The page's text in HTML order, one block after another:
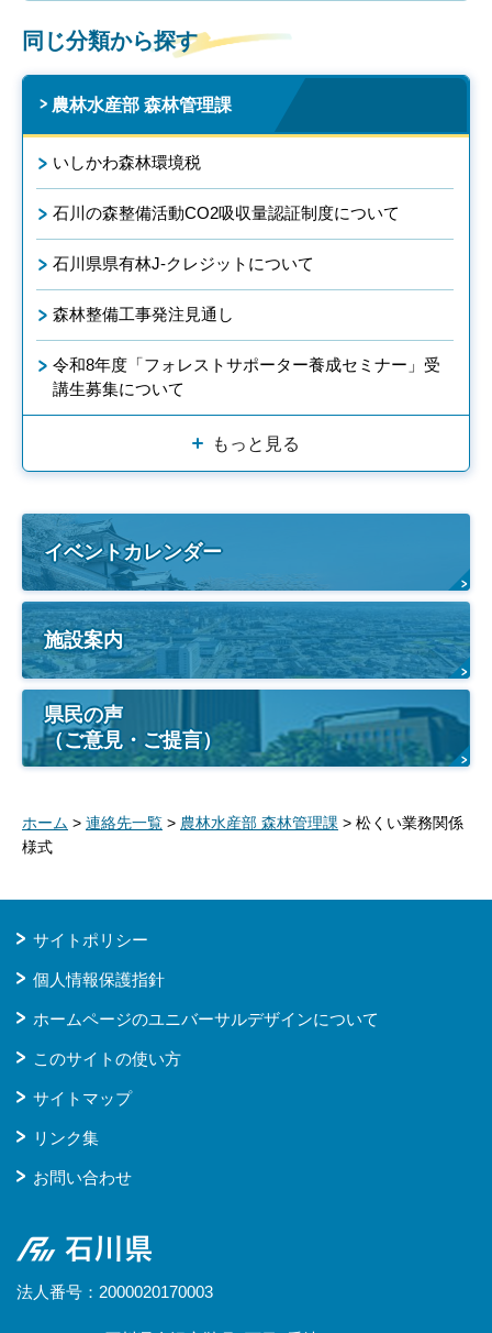
同じ分類から探す
農林水産部 森林管理課
いしかわ森林環境税
石川の森整備活動CO2吸収量認証制度について
石川県県有林J-クレジットについて
森林整備工事発注見通し
令和8年度「フォレストサポーター養成セミナー」受
講生募集について
もっと見る
イベントカレンダー
施設案内
県民の声
（ご意見・ご提言）
ホーム > 連絡先一覧 > 農林水産部 森林管理課 > 松くい業務関係
様式
サイトポリシー
個人情報保護指針
ホームページのユニバーサルデザインについて
このサイトの使い方
サイトマップ
リンク集
お問い合わせ
石川県
法人番号：2000020170003